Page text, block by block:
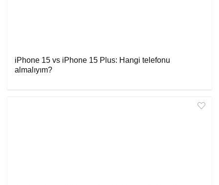
iPhone 15 vs iPhone 15 Plus: Hangi telefonu
almalıyım?